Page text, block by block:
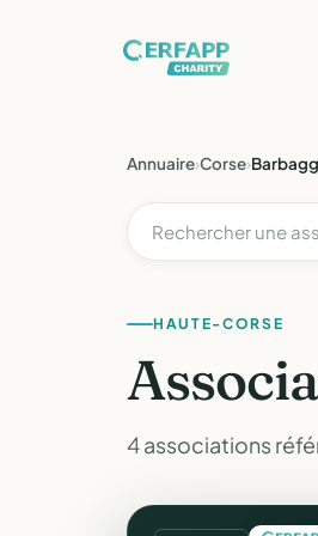
Annuaire›Corse›
HAUTE-CORSE
4 associations